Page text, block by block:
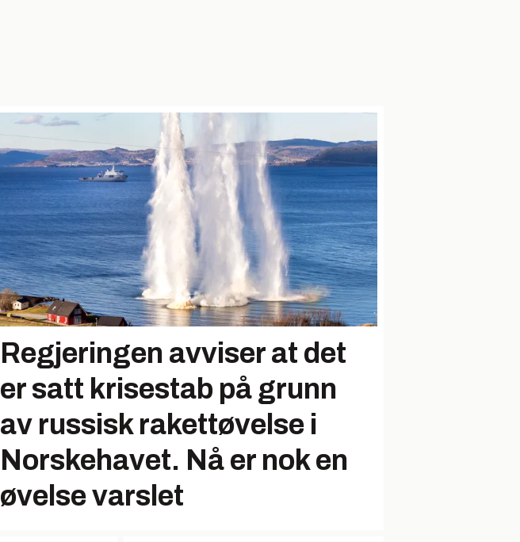
Regjeringen avviser at det
er satt krisestab på grunn
av russisk rakettøvelse i
Norskehavet. Nå er nok en
øvelse varslet